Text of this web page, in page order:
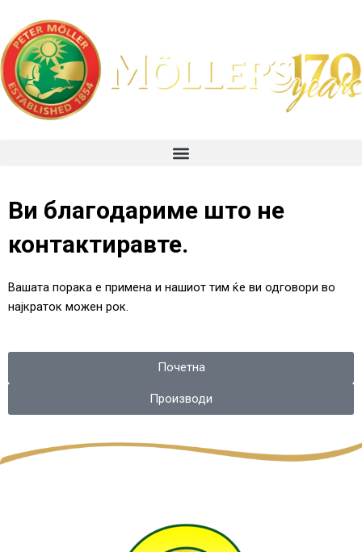
content
Menu
Ви благодариме што не
контактиравте.
Вашата порака е примена и нашиот тим ќе ви одговори во
најкраток можен рок.
Почетна
Производи